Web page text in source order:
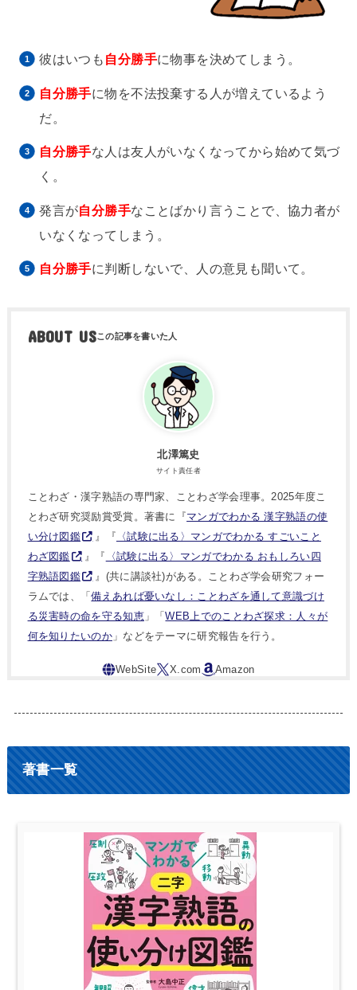
彼はいつも 自分勝手に物事を決めてしまう。
自分勝手に物を不法投棄する人が増えているよう
だ。
自分勝手な人は友人がいなくなってから始めて気づ
く。
発言が自分勝手なことばかり言うことで、協力者が
いなくなってしまう。
自分勝手に判断しないで、人の意見も聞いて。
ABOUT US
北澤篤史
サイト責任者
ことわざ・漢字熟語の専門家、ことわざ学会理事。2025年度こ
とわざ研究奨励賞受賞。著書に『マンガでわかる 漢字熟語の使
い分け図鑑
』『 〈試験に出る〉マンガでわかる すごいこと
わざ図鑑
』『
〈試験に出る〉マンガでわかる おもしろい四
字熟語図鑑
』(共に講談社)がある。ことわざ学会研究フォー
ラムでは、「備えあれば憂いなし：ことわざを通して意識づけ
る災害時の命を守る知恵」「WEB上でのことわざ探求：人々が
何を知りたいのか」などをテーマに研究報告を行う。
著書一覧